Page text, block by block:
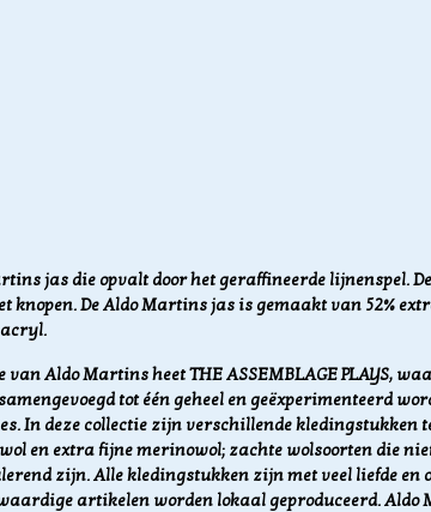
jas die opvalt door het geraffineerde lijnenspel.
knopen. De Aldo Martins jas is gemaakt van 52%
acryl.
van Aldo Martins heet THE ASSEMBLAGE PLAYS,
tot één geheel en geëxperimenteerd
In deze collectie zijn verschillende kledingstukken
en extra fijne merinowol; zachte wolsoorten die
zijn. Alle kledingstukken zijnmet veel liefde
artikelen worden lokaal geproduceerd. Aldo